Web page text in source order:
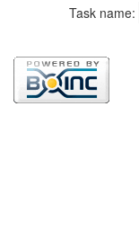
Task name: